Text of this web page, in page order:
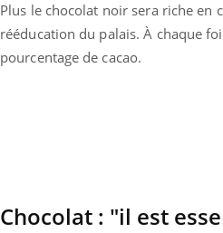
Plus le chocolat noir sera riche en
rééducation du palais. À chaque
pourcentage de cacao.
Chocolat : "il est